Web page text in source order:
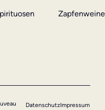
Zapfenweine
DatenschutzImpressum